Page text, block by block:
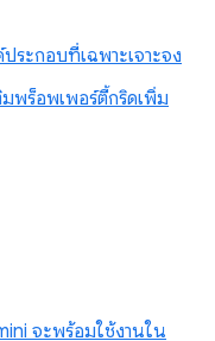
ระกอบที่เฉพาะเจาะจง
พร็อพเพอร์ตี้กริดเพิ่ม
จะพร้อมใช้งานใน